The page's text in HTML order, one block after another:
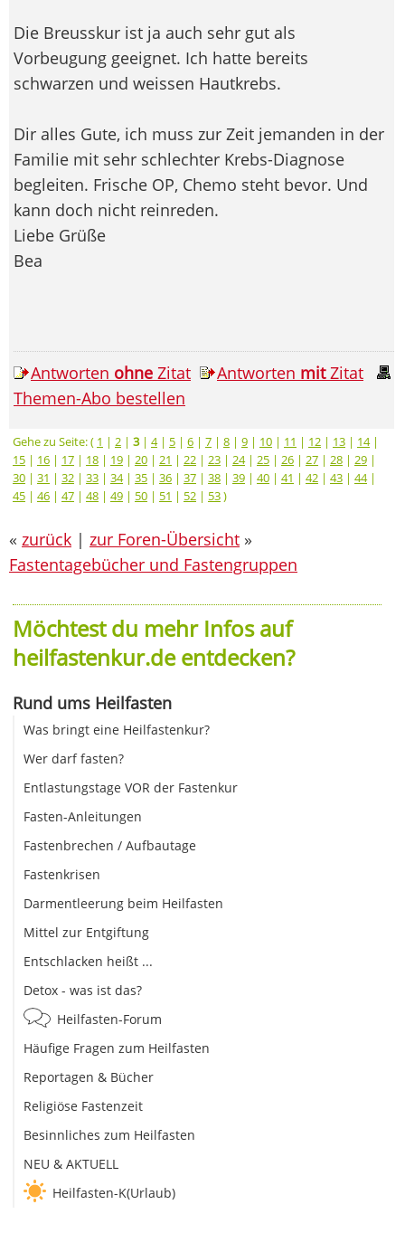
Die Breusskur ist ja auch sehr gut als
Vorbeugung geeignet. Ich hatte bereits
schwarzen und weissen Hautkrebs.
Dir alles Gute, ich muss zur Zeit jemanden in der
Familie mit sehr schlechter Krebs-Diagnose
begleiten. Frische OP, Chemo steht bevor. Und
kann doch nicht reinreden.
Liebe Grüße
Bea
Antworten ohne Zitat Antworten mitZitat
Themen-Abo bestellen
Gehe zu Seite: ( 1 | 2 | 3| 4| 5 | 6 | 7 | 8 | 9 | 10 | 11 | 12 | 13 | 14|
15 | 16 | 17 | 18 | 19 | 20 | 21 | 22 | 23 | 24| 25 | 26 | 27 | 28 | 29 |
30 | 31 | 32 | 33 | 34| 35 | 36 | 37 | 38 | 39 | 40 | 41 | 42 | 43 | 44|
45 | 46 | 47 | 48 | 49 | 50 | 51 | 52 | 53)
« zurück | zur Foren-Übersicht »
Fastentagebücher und Fastengruppen
Möchtest du mehr Infos auf
heilfastenkur.de entdecken?
Rund ums Heilfasten
Was bringt eine Heilfastenkur?
Wer darf fasten?
Entlastungstage VOR der Fastenkur
Fasten-Anleitungen
Fastenbrechen / Aufbautage
Fastenkrisen
Darmentleerung beim Heilfasten
Mittel zur Entgiftung
Entschlacken heißt ...
Detox - was ist das?
Heilfasten-Forum
Häufige Fragen zum Heilfasten
Reportagen & Bücher
Religiöse Fastenzeit
Besinnliches zum Heilfasten
NEU & AKTUELL
Heilfasten-K(Urlaub)